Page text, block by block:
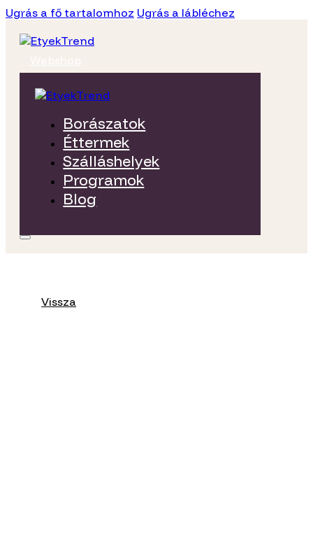
Ugrás a fő tartalomhoz Ugrás a lábléchez
Borászatok
Éttermek
Szálláshelyek
Programok
Blog
Vissza